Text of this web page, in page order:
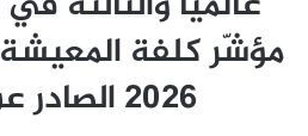
مؤشّر كلفة
2026 الصادر عن نامبيو